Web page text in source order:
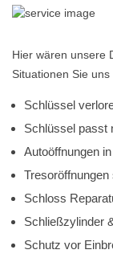
Hier wären unsere
Situationen Sie
Schlüssel
Schlüssel passt
Autoöffnungen
Schloss
Schließzylinder
Schutz vor